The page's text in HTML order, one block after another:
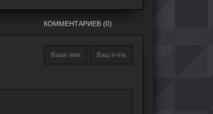
КОММЕНТАРИЕВ (0)